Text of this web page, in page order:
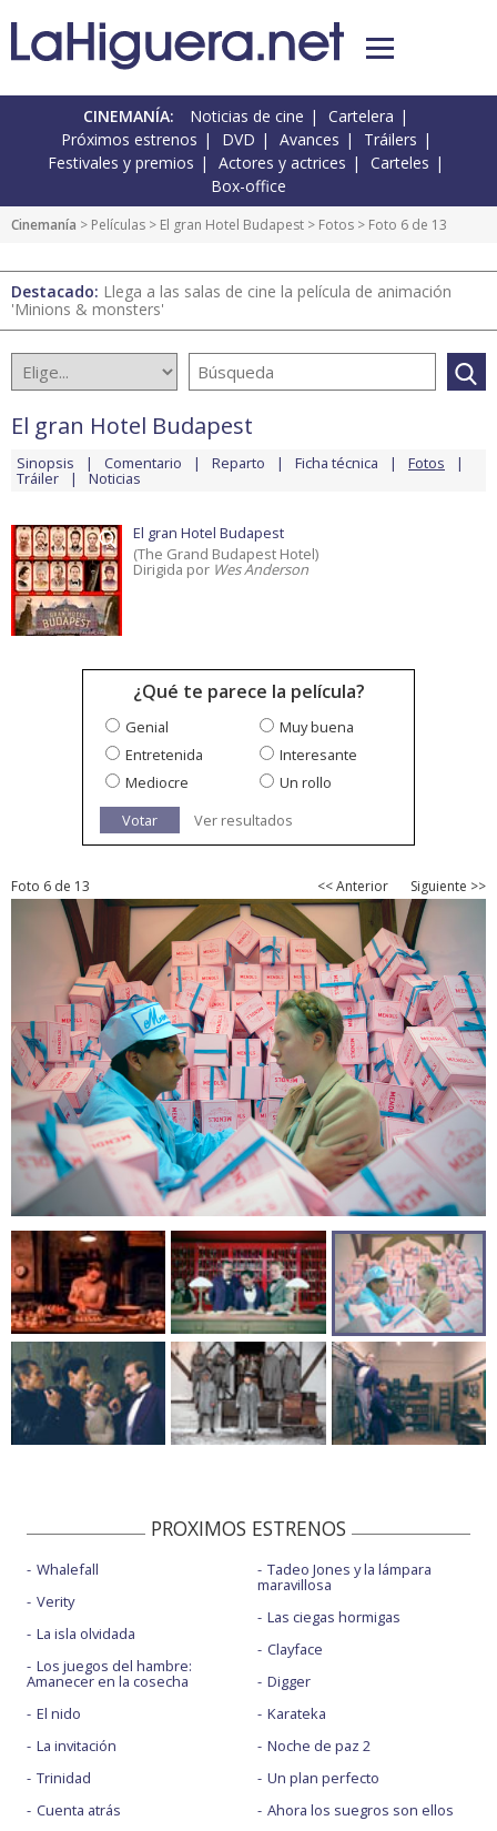
CINEMANÍA: Noticias de cine
Cartelera
Próximos estrenos
DVD Avances
Tráilers
Festivales y premios
Actores y actrices
Carteles
Box-office
Cinemanía > Películas > El gran Hotel Budapest > Fotos > Foto 6 de 13
Destacado: Llega a las salas de cine la película de animación
'Minions & monsters'
El gran Hotel Budapest
Sinopsis Comentario Reparto Ficha técnica Fotos
Tráiler Noticias
El gran Hotel Budapest
(The Grand Budapest Hotel)
Dirigida por Wes Anderson
¿Qué te parece la película?
Genial
Muy buena
Entretenida
Interesante
Mediocre
Un rollo
Votar
Ver resultados
Foto 6 de 13 << Anterior Siguiente >>
PROXIMOS ESTRENOS
Whalefall
Verity
La isla olvidada
Los juegos del hambre:
Amanecer en la cosecha
El nido
La invitación
Trinidad
Cuenta atrás
Tadeo Jones y la lámpara
maravillosa
Las ciegas hormigas
Clayface
Digger
Karateka
Noche de paz 2
Un plan perfecto
Ahora los suegros son ellos